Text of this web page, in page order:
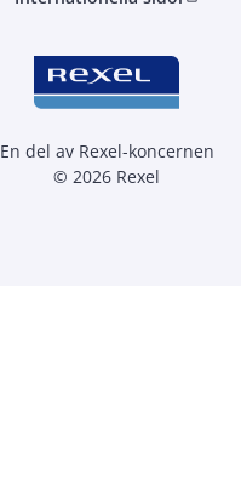
En del av Rexel-koncernen
© 2026 Rexel